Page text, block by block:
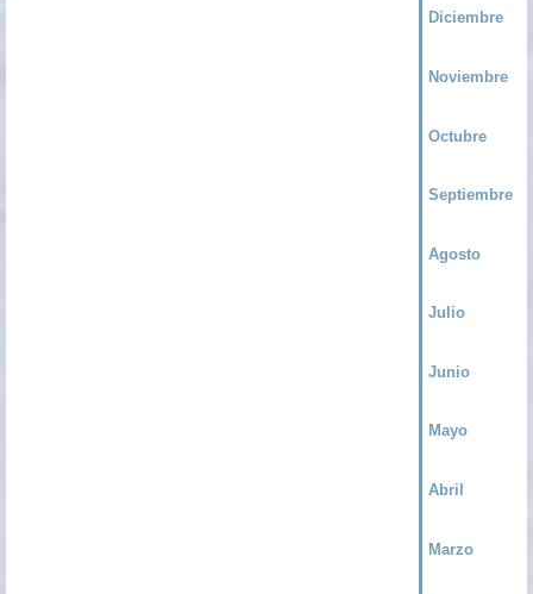
Diciembre
Noviembre
Octubre
Septiembre
Agosto
Julio
Junio
Mayo
Abril
Marzo